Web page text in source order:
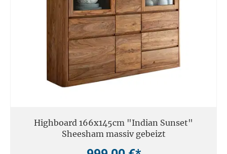
Highboard 166x145cm "Indian Sunset"
Sheesham massiv gebeizt